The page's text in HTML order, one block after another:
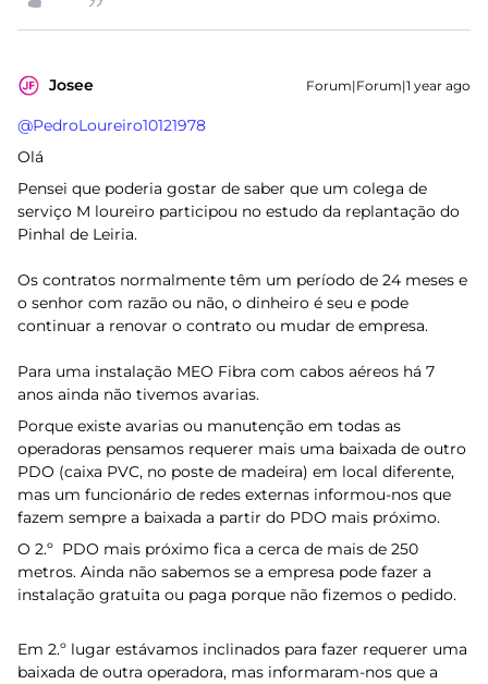
Josee Forum|Forum|1 year ago
@PedroLoureiro10121978
Olá
Pensei que poderia gostar de saber que um colega de
serviço M loureiro participou no estudo da replantação do
Pinhal de Leiria.
Os contratos normalmente têm um período de 24 meses e
o senhor com razão ou não, o dinheiro é seu e pode
continuar a renovar o contrato ou mudar de empresa.
Para uma instalação MEO Fibra com cabos aéreos há 7
anos ainda não tivemos avarias.
Porque existe avarias ou manutenção em todas as
operadoras pensamos requerer mais uma baixada de outro
PDO (caixa PVC, no poste de madeira) em local diferente,
mas um funcionário de redes externas informou-nos que
fazem sempre a baixada a partir do PDO mais próximo.
O 2.º PDO mais próximo fica a cerca de mais de 250
metros. Ainda não sabemos se a empresa pode fazer a
instalação gratuita ou paga porque não fizemos o pedido.
Em 2.º lugar estávamos inclinados para fazer requerer uma
baixada de outra operadora, mas informaram-nos que a